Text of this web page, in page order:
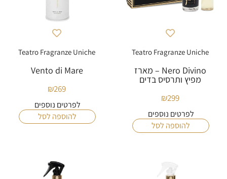
Teatro Fragranze Uniche
Nero Divino – מארז
מפיץ ותרסיס בדים
₪299
לפרטים נוספים
להוספה לסל
Teatro Fragranze Uniche
Vento di Mare
₪269
לפרטים נוספים
להוספה לסל